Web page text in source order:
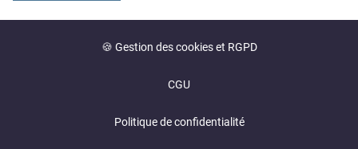
🍪 Gestion des cookies et RGPD
CGU
Politique de confidentialité